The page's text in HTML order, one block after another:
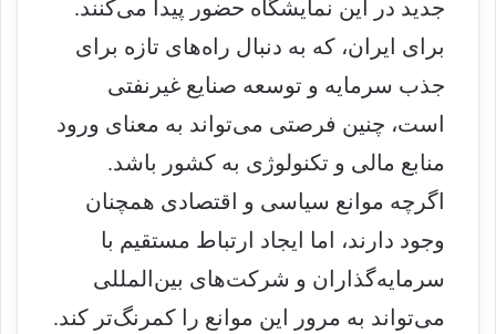
جدید در این نمایشگاه حضور پیدا می‌کنند.
برای ایران، که به دنبال راه‌های تازه برای
جذب سرمایه و توسعه صنایع غیرنفتی
است، چنین فرصتی می‌تواند به معنای ورود
منابع مالی و تکنولوژی به کشور باشد.
اگرچه موانع سیاسی و اقتصادی همچنان
وجود دارند، اما ایجاد ارتباط مستقیم با
سرمایه‌گذاران و شرکت‌های بین‌المللی
می‌تواند به مرور این موانع را کمرنگ‌تر کند.